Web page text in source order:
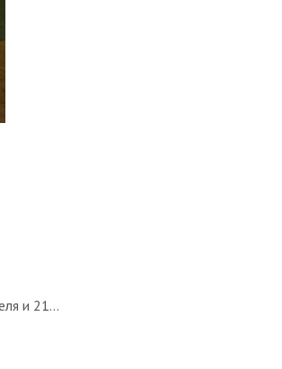
и 21...